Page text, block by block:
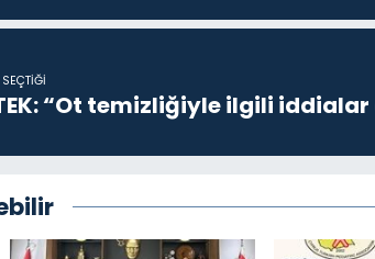
“Ot temizliğiyle ilgili